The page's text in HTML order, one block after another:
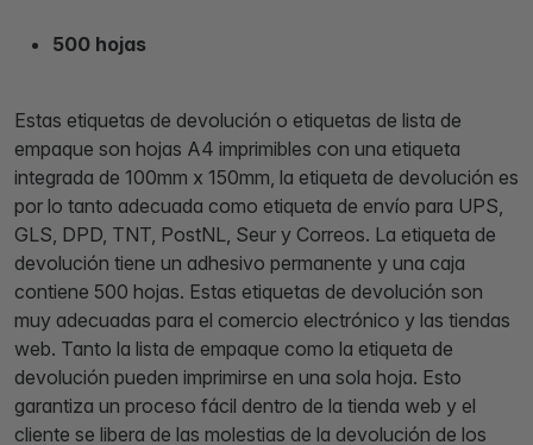
500 hojas
Estas etiquetas de devolución o etiquetas de lista de
empaque son hojas A4 imprimibles con una etiqueta
integrada de 100mm x 150mm, la etiqueta de devolución es
por lo tanto adecuada como etiqueta de envío para UPS,
GLS, DPD, TNT, PostNL, Seur y Correos. La etiqueta de
devolución tiene un adhesivo permanente y una caja
contiene 500 hojas. Estas etiquetas de devolución son
muy adecuadas para el comercio electrónico y las tiendas
web. Tanto la lista de empaque como la etiqueta de
devolución pueden imprimirse en una sola hoja. Esto
garantiza un proceso fácil dentro de la tienda web y el
cliente se libera de las molestias de la devolución de los